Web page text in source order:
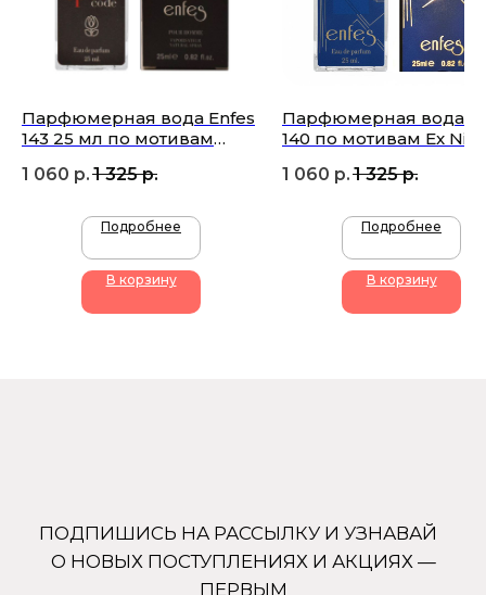
Парфюмерная вода Enfes
143 25 мл по мотивам
Code Sport
1 060 р. 1 325 р.
Подробнее
В корзину
Парфюмерная вода
140 по мотивам Ex
1 060 р. 1 325 р.
Подробнее
В корзину
Номерная парфюмерия
+7 (905) 761-40-03